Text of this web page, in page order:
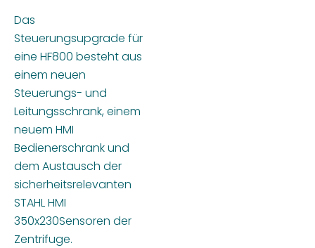
Das
Steuerungsupgrade für
eine HF800 besteht aus
einem neuen
Steuerungs- und
Leitungsschrank, einem
neuem HMI
Bedienerschrank und
dem Austausch der
sicherheitsrelevanten
STAHL HMI
350x230Sensoren der
Zentrifuge.